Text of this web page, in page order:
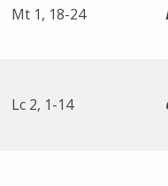
Mt 1, 18-24
Lc 2, 1-14